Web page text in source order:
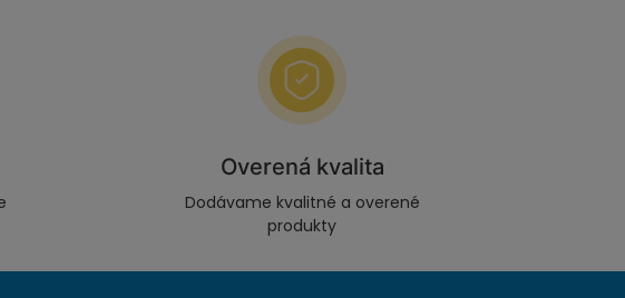
Overená kvalita
Dodávame kvalitné a overené
produkty